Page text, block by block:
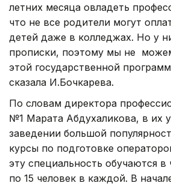
летних месяца овладеть
что не все родители могут
детей даже в колледжах. Но у
прописки, поэтому мы не
этой государственной
сказала И.Бочкарева.
По словам директора
№1 Марата Абдухаликова, в их
заведении большой
курсы по подготовке
эту специальность обучаются в
по 15 человек в каждой. В